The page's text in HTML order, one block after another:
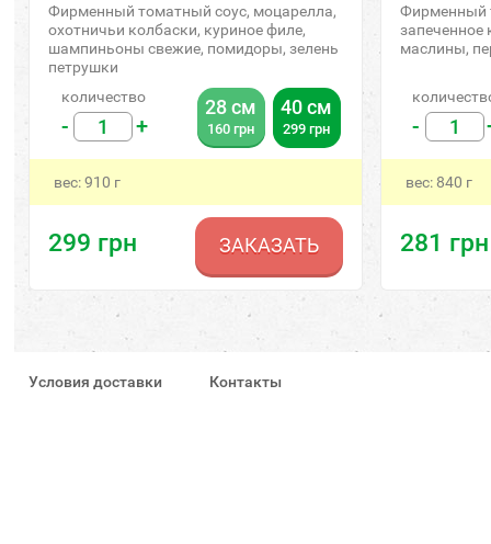
Фирменный томатный соус, моцарелла,
охотничьи колбаски, куриное филе,
шампиньоны свежие, помидоры, зелень
петрушки
количество
- +
28 см
160 грн
40 см
299 грн
вес:910 г
299 грн ЗАКАЗАТЬ
Фирменный
запеченное
маслины,
-
вес: 840 г
281 грн
Условия доставки Контакты